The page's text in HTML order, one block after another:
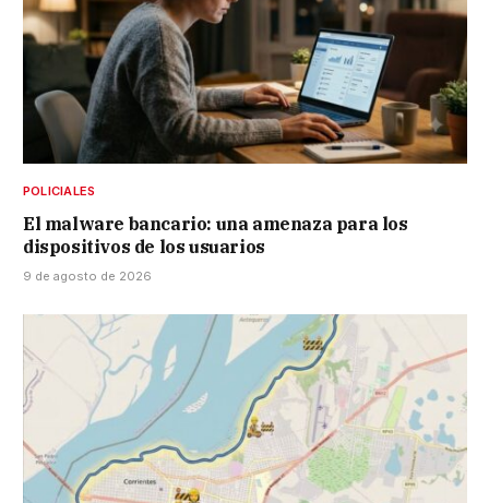
POLICIALES
El malware bancario: una amenaza para los
dispositivos de los usuarios
9 de agosto de 2026